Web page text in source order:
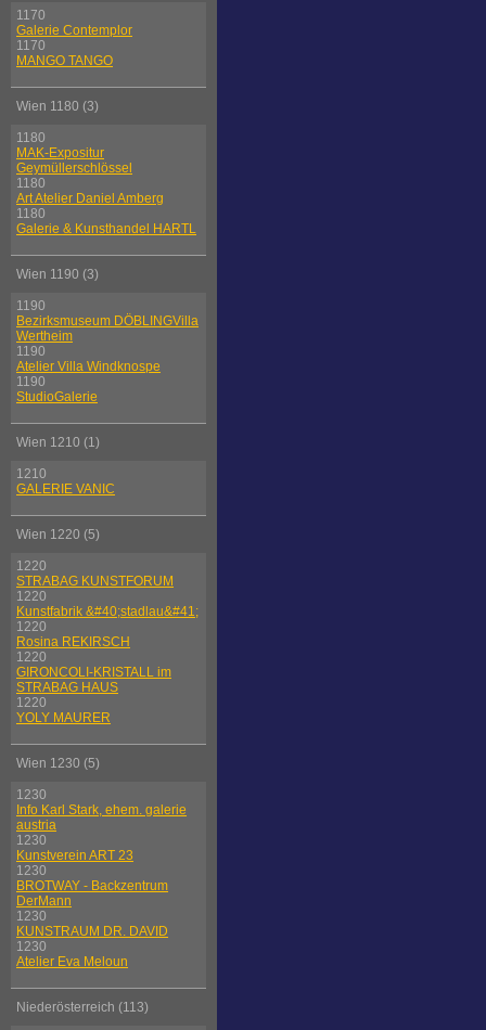
1170
Galerie Contemplor
1170
MANGO TANGO
Wien 1180 (3)
1180
MAK-Expositur
Geymüllerschlössel
1180
Art Atelier Daniel Amberg
1180
Galerie & Kunsthandel HARTL
Wien 1190 (3)
1190
Bezirksmuseum DÖBLINGVilla
Wertheim
1190
Atelier Villa Windknospe
1190
StudioGalerie
Wien 1210 (1)
1210
GALERIE VANIC
Wien 1220 (5)
1220
STRABAG KUNSTFORUM
1220
Kunstfabrik &#40;stadlau&#41;
1220
Rosina REKIRSCH
1220
GIRONCOLI-KRISTALL im
STRABAG HAUS
1220
YOLY MAURER
Wien 1230 (5)
1230
Info Karl Stark, ehem. galerie
austria
1230
Kunstverein ART 23
1230
BROTWAY - Backzentrum
DerMann
1230
KUNSTRAUM DR. DAVID
1230
Atelier Eva Meloun
Niederösterreich (113)